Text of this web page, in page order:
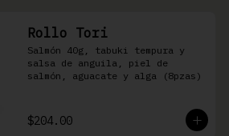
Rollo Tori
Salmón 40g, tabuki tempura y
salsa de anguila, piel de
salmón, aguacate y alga (8pzas)
$204.00